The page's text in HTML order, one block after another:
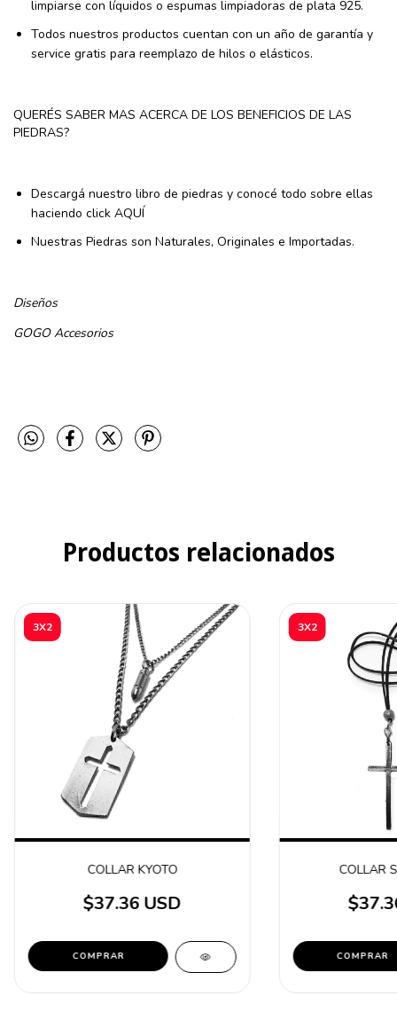
limpiarse con líquidos o espumas limpiadoras de plata 925.
Todos nuestros productos cuentan con un año de garantía y
service gratis para reemplazo de hilos o elásticos.
QUERÉS SABER MAS ACERCA DE LOS BENEFICIOS DE LAS
PIEDRAS?
Descargá nuestro libro de piedras y conocé todo sobre ellas
haciendo click AQUÍ
Nuestras Piedras son Naturales, Originales e Importadas.
Diseños
GOGO Accesorios
Productos relacionados
3X2
COLLAR KYOTO
$37.36 USD
3X2
COLLAR